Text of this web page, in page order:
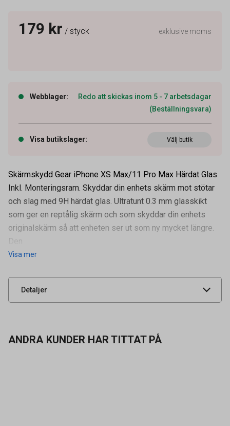
179 kr / styck exklusive moms
Webblager:
Redo att skickas inom 5 - 7 arbetsdagar
(Beställningsvara)
Visa butikslager: Välj butik
Skärmskydd Gear iPhone XS Max/11 Pro Max Härdat Glas
Inkl. Monteringsram. Skyddar din enhets skärm mot stötar
och slag med 9H härdat glas. Ultratunt 0.3 mm glasskikt
som ger en reptålig skärm och som skyddar din enhets
originalskärm så att enheten ser ut som ny mycket längre.
Den
Visa mer
Detaljer
Leverantörens
UNSPSC 43211700
ANDRA KUNDER HAR TITTAT PÅ